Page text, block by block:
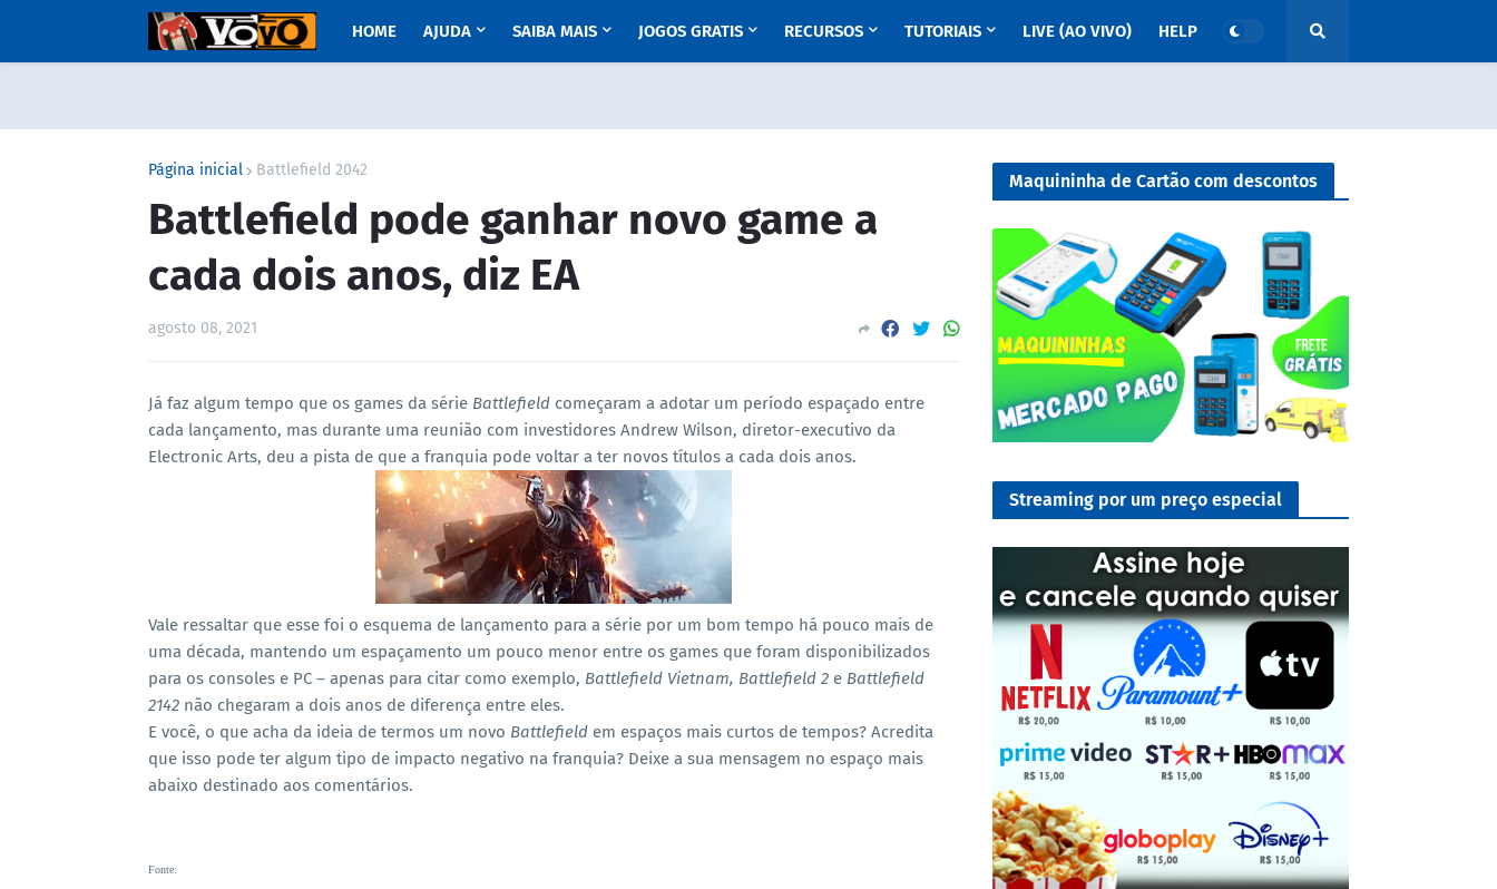
HOME AJUDA SAIBA MAIS JOGOS GRATIS RECURSOS TUTORIAIS LIVE (AO VIVO) HELP
Página inicial Battlefield 2042
Battlefield pode ganhar novo game a
cada dois anos, diz EA
agosto 08, 2021
Já faz algum tempo que os games da série Battlefield começaram a adotar um período espaçado entre
cada lançamento, mas durante uma reunião com investidores Andrew Wilson, diretor-executivo da
Electronic Arts, deu a pista de que a franquia pode voltar a ter novos títulos a cada dois anos.
Vale ressaltar que esse foi o esquema de lançamento para a série por um bom tempo há pouco mais de
uma década, mantendo um espaçamento um pouco menor entre os games que foram disponibilizados
para os consoles e PC – apenas para citar como exemplo, Battlefield Vietnam, Battlefield 2 e Battlefield
2142 não chegaram a dois anos de diferença entre eles.
E você, o que acha da ideia de termos um novo Battlefield em espaços mais curtos de tempos? Acredita
que isso pode ter algum tipo de impacto negativo na franquia? Deixe a sua mensagem no espaço mais
abaixo destinado aos comentários.
Fonte:
Maquininha de Cartão com descontos
Streaming por um preço especial